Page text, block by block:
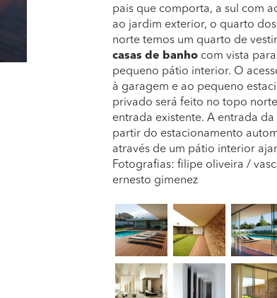
pais que comporta, a sul com
ao jardim exterior, o quarto
norte temos um quarto de
casas de banho com vista
pequeno pátio interior. O
à garagem e ao pequeno
privado será feito no topo
entrada existente. A entrada da
partir do estacionamento
através de um pátio interior
Fotografias: filipe oliveira /
ernesto gimenez